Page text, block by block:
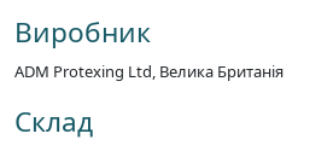
Виробник
ADM Protexing Ltd, Велика Британія
Склад